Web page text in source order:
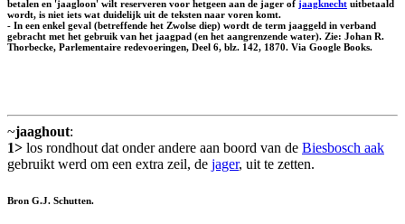
betalen en 'jaagloon' wilt reserveren voor hetgeen aan de jager of jaagknecht uitbetaald
wordt, is niet iets wat duidelijk uit de teksten naar voren komt.
- In een enkel geval (betreffende het Zwolse diep) wordt de term jaaggeld in verband
gebracht met het gebruik van het jaagpad (en het aangrenzende water). Zie: Johan R.
Thorbecke, Parlementaire redevoeringen, Deel 6, blz. 142, 1870. Via Google Books.
~jaaghout:
1> los rondhout dat onder andere aan boord van de Biesbosch aak
gebruikt werd om een extra zeil, de jager, uit te zetten.
Bron G.J. Schutten.